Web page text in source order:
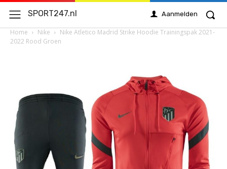
SPORT247.nl Aanmelden
Home Nike
Nike Atletico Madrid Strike Hoodie Trainingspak 2021-
2022 Rood Groen